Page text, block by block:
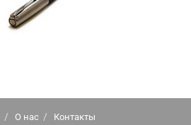
О нас Контакты